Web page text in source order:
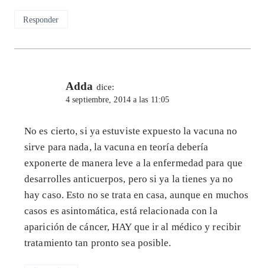
Responder
Adda dice:
4 septiembre, 2014 a las 11:05
No es cierto, si ya estuviste expuesto la vacuna no
sirve para nada, la vacuna en teoría debería
exponerte de manera leve a la enfermedad para que
desarrolles anticuerpos, pero si ya la tienes ya no
hay caso. Esto no se trata en casa, aunque en muchos
casos es asintomática, está relacionada con la
aparición de cáncer, HAY que ir al médico y recibir
tratamiento tan pronto sea posible.